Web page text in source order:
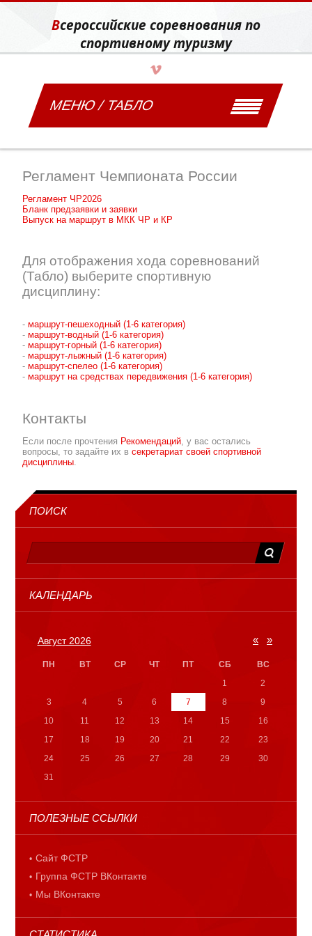
Всероссийские соревнования по
спортивному туризму
МЕНЮ / ТАБЛО
Регламент Чемпионата России
Регламент ЧР2026
Бланк предзаявки и заявки
Выпуск на маршрут в МКК ЧР и КР
Для отображения хода соревнований
(Табло) выберите спортивную
дисциплину:
-маршрут-пешеходный (1-6 категория)
-маршрут-водный (1-6 категория)
-маршрут-горный (1-6 категория)
-маршрут-лыжный (1-6 категория)
-маршрут-спелео (1-6 категория)
-маршрут на средствах передвижения (1-6 категория)
Контакты
Если после прочтения Рекомендаций, у вас остались
вопросы, то задайте их всекретариат своей спортивной
дисциплины.
ПОИСК
КАЛЕНДАРЬ
«
Август 2026 »
ПН ВТ СР ЧТ ПТ СБ
ВС
1
2
3
4 5 6 7 8
9
10
11 12 13 14 15
16
17
18 19 20 21 22
23
24
25 26 27 28 29
30
31
ПОЛЕЗНЫЕ ССЫЛКИ
Сайт ФСТР
Группа ФСТР ВКонтакте
Мы ВКонтакте